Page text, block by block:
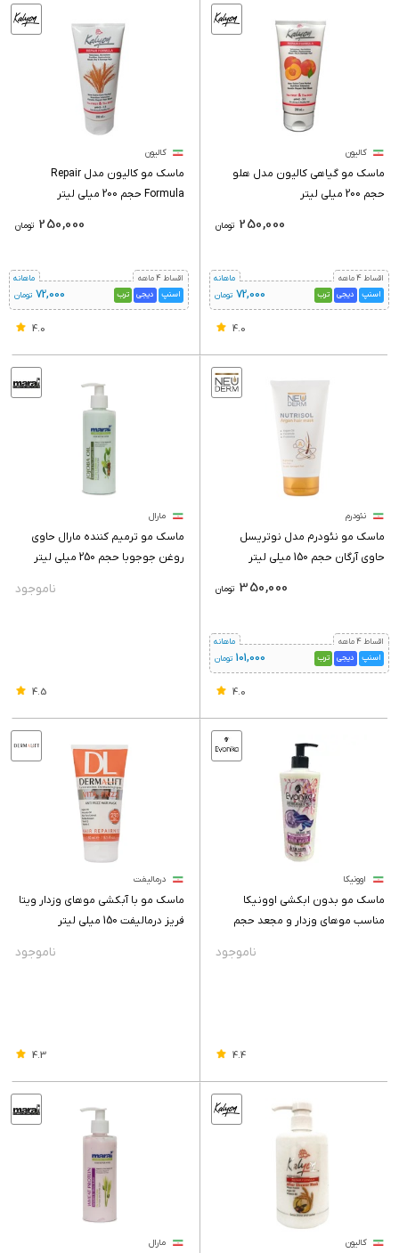
کالیون
ماسک مو گیاهی کالیون مدل هلو
حجم 200 میلی لیتر
تومان 250,000
اقساط 4 ماهه
اسنپ
دیجی ترب 72,000 تومان
ماهانه
4.0
کالیون
ماسک مو کالیون مدل Repair
Formula حجم 200 میلی لیتر
تومان 250,000
اقساط 4 ماهه
اسنپ
دیجی ترب 72,000 تومان
ماهانه
4.0
نئودرم
ماسک مو نئودرم مدل نوتریسل
حاوی آرگان حجم 150 میلی لیتر
تومان 350,000
اقساط 4 ماهه
اسنپ
دیجی ترب 101,000 تومان
ماهانه
4.0
مارال
ماسک مو ترمیم کننده مارال حاوی
روغن جوجوبا حجم 250 میلی لیتر
4.5
اوونیکا
ماسک مو بدون ابکشی اوونیکا
مناسب موهای وزدار و مجعد حجم
4.4
درمالیفت
ماسک مو با آبکشی موهای وزدار ویتا
فریز درمالیفت 150 میلی لیتر
4.3
کالیون مارال